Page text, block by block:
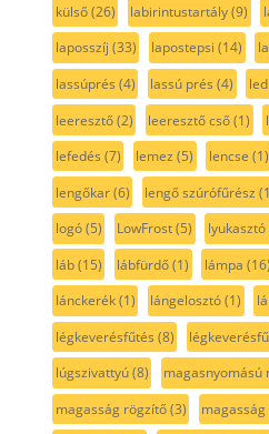
külső(26) labirintustartály(9)
laposszíj (33) lapostepsi (14)
lassúprés (4) lassú prés (4) led
leeresztő(2) leeresztő cső(1)
lefedés (7) lemez (5) lencse (1)
lengőkar(6) lengő szúrófűrész
logó(5) LowFrost(5) lyukasztó
láb(15) lábfürdő(1) lámpa (16)
lánckerék(1) lángelosztó(1)
légkeverésfűtés (8)
lúgszivattyú(8) magasnyomású
magasság rögzítő(3)